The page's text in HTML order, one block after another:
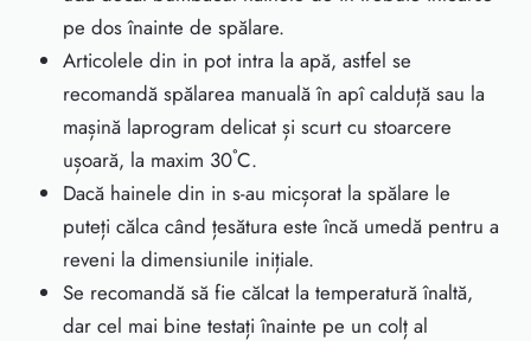
pe dos înainte de spălare.
Articolele din in pot intra la apă, astfel se
recomandă spălarea manuală în apîcalduță sau la
mașină laprogram delicatși scurt cu stoarcere
ușoară, la maxim 30˚C.
Dacă hainele din in s-au micșorat la spălare le
puteți călca când țesătura este încă umedă pentru a
reveni la dimensiunile inițiale.
Se recomandă să fie călcat la temperatură înaltă,
dar cel mai bine testați înainte pe un colț al